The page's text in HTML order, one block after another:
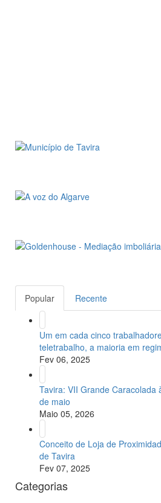
Popular Recente
Um em cada cinco
teletrabalho, a maioria em
Fev 06, 2025
Tavira: VII Grande Caracolada
de maio
Maio 05, 2026
Conceito de Loja de
de Tavira
Fev 07, 2025
Categorias